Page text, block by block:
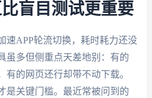
盲目测试更重要
速APP轮流切换，耗时耗力还没
虽多但侧重点天差地别：有的
有的网页还行却带不动下载。
是关键门槛。最近常被问到的